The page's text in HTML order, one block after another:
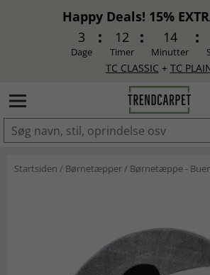
Happy Deals! 15%
3
Dage
12
Timer
14
Minutter
TC CLASSIC + TC
LAGT I INDKØBSKURVEN.
Startsiden / Børnetæpper/ Børnetæppe -